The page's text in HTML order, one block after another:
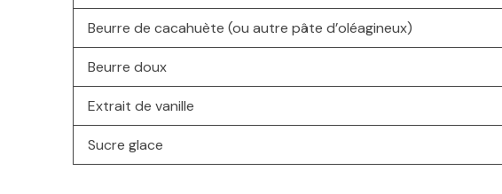
Beurre de cacahuète (ou autre pâte d’oléagineux)
Beurre doux
Extrait de vanille
Sucre glace